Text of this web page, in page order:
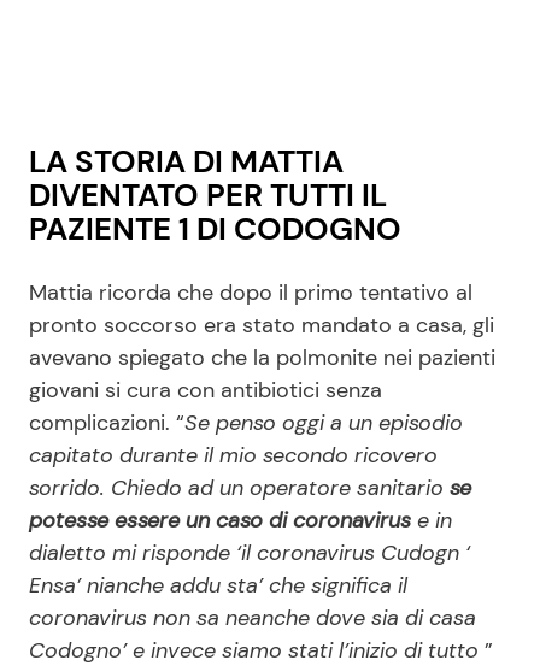
LA STORIA DI MATTIA
DIVENTATO PER TUTTI IL
PAZIENTE 1 DI CODOGNO
Mattia ricorda che dopo il primo tentativo al
pronto soccorso era stato mandato a casa, gli
avevano spiegato che la polmonite nei pazienti
giovani si cura con antibiotici senza
complicazioni. “Se penso oggi a un episodio
capitato durante il mio secondo ricovero
sorrido. Chiedo ad un operatore sanitario se
potesse essere un caso di coronavirus e in
dialetto mi risponde ‘il coronavirus Cudogn ‘
Ensa’ nianche addu sta’ che significa il
coronavirus non sa neanche dove sia di casa
Codogno’ e invece siamo stati l’inizio di tutto ”